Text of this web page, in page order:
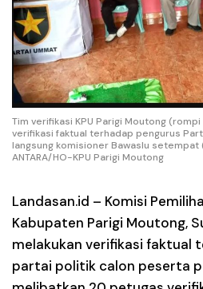
Tim verifikasi KPU Parigi Moutong
verifikasi faktual terhadap pengurus
langsung komisioner Bawaslu setempat
ANTARA/HO-KPU Parigi Moutong
Landasan.id – Komisi
Kabupaten Parigi Moutong,
melakukan verifikasi faktual
partai politik calon peserta